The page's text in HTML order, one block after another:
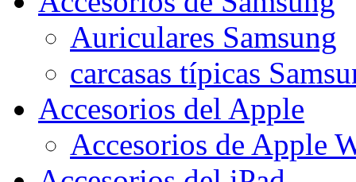
Auriculares Samsung
carcasas típicas
Accesorios del Apple
Accesorios de Apple